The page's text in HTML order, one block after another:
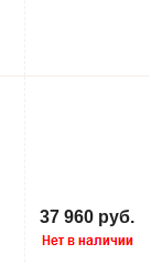
37 960 руб.